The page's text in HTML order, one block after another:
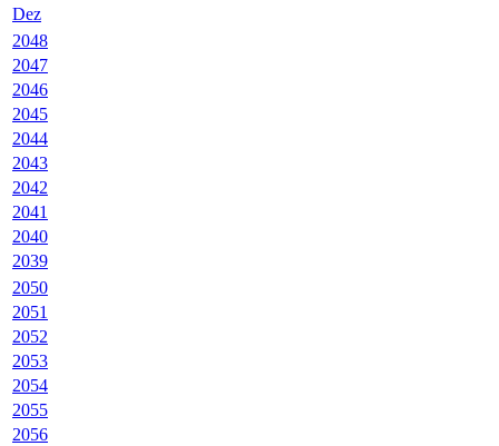
Dez
2048
2047
2046
2045
2044
2043
2042
2041
2040
2039
2050
2051
2052
2053
2054
2055
2056